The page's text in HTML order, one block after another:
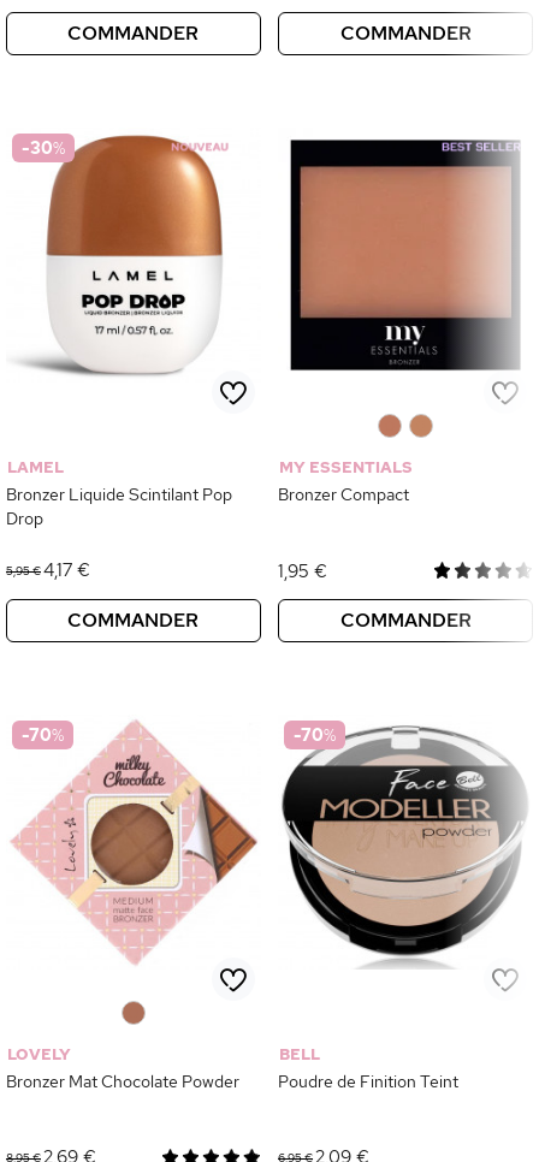
COMMANDER COMMANDER
-30%
LAMEL
Bronzer Liquide Scintilant Pop
Drop
5,95 €4,17 €
COMMANDER
MY ESSENTIALS
Bronzer Compact
1,95 €
COMMANDER
-70%
LOVELY
Bronzer Mat Chocolate Powder
8,95 €
-70%
BELL
Poudre de Finition Teint
6,95 €